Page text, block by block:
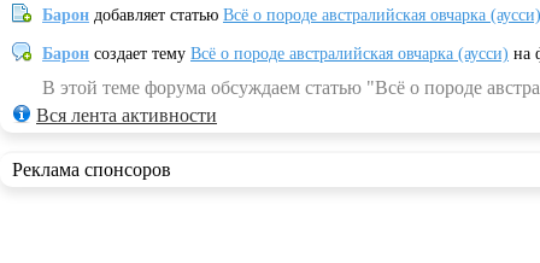
Барон добавляет статью Всё о породе австралийская овчарка (аусси)
Барон создает тему Всё о породе австралийская овчарка (аусси) на
В этой теме форума обсуждаем статью "Всё о породе
Вся лента активности
Реклама спонсоров